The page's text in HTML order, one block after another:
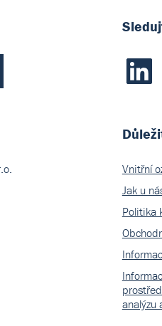
Vnitřní
Jak u
Politika
analýzu